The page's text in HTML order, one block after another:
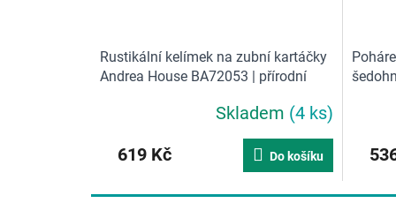
Rustikální kelímek na zubní kartáčky
Andrea House BA72053 | přírodní
Skladem (4 ks)
619 Kč
Do košíku